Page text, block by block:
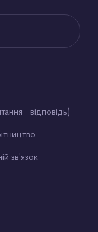
- відповідь)
зв’язок